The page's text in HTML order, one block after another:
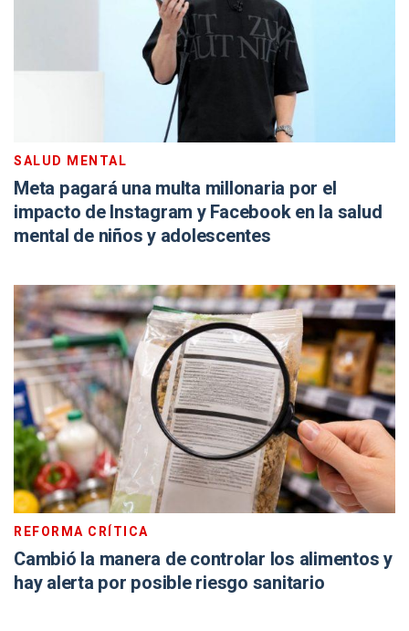
SALUD MENTAL
Meta pagará una multa millonaria por el
impacto de Instagram y Facebook en la salud
mental de niños y adolescentes
REFORMA CRÍTICA
Cambió la manera de controlar los alimentos y
hay alerta por posible riesgo sanitario